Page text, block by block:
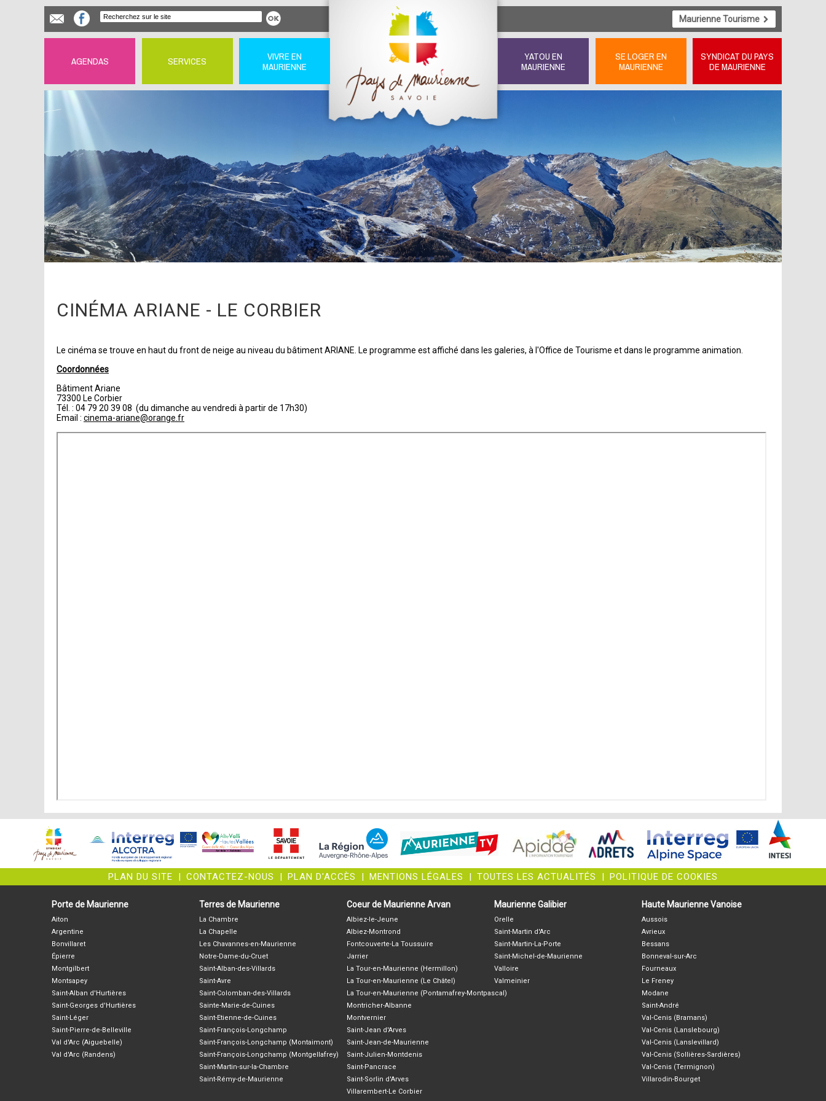
Maurienne Tourisme
AGENDAS SERVICES
VIVRE EN
MAURIENNE
YATOU EN
MAURIENNE
SE LOGER EN
MAURIENNE
SYNDICAT DU PAYS
DE MAURIENNE
CINÉMA ARIANE - LE CORBIER
Le cinéma se trouve en haut du front de neige au niveau du bâtiment ARIANE. Le programme est affiché dans les galeries, à l'Office de Tourisme et dans le programme animation.
Coordonnées
Bâtiment Ariane
73300 Le Corbier
Tél. : 04 79 20 39 08 (du dimanche au vendredi à partir de 17h30)
Email : cinema-ariane@orange.fr
PLAN DU SITE | CONTACTEZ-NOUS | PLAN D'ACCÈS | MENTIONS LÉGALES | TOUTES LES ACTUALITÉS | POLITIQUE DE COOKIES
Porte de Maurienne
Aiton
Argentine
Bonvillaret
Épierre
Montgilbert
Montsapey
Saint-Alban d'Hurtières
Saint-Georges d'Hurtières
Saint-Léger
Saint-Pierre-de-Belleville
Val d'Arc (Aiguebelle)
Val d'Arc (Randens)
Terres de Maurienne
La Chambre
La Chapelle
Les Chavannes-en-Maurienne
Notre-Dame-du-Cruet
Saint-Alban-des-Villards
Saint-Avre
Saint-Colomban-des-Villards
Sainte-Marie-de-Cuines
Saint-Etienne-de-Cuines
Saint-François-Longchamp
Saint-François-Longchamp (Montaimont)
Saint-François-Longchamp (Montgellafrey)
Saint-Martin-sur-la-Chambre
Saint-Rémy-de-Maurienne
Coeur de Maurienne Arvan
Albiez-le-Jeune
Albiez-Montrond
Fontcouverte-La Toussuire
Jarrier
La Tour-en-Maurienne (Hermillon)
La Tour-en-Maurienne (Le Châtel)
La Tour-en-Maurienne (Pontamafrey-Montpascal)
Montricher-Albanne
Montvernier
Saint-Jean d'Arves
Saint-Jean-de-Maurienne
Saint-Julien-Montdenis
Saint-Pancrace
Saint-Sorlin d'Arves
Villarembert-Le Corbier
Maurienne Galibier
Orelle
Saint-Martin d'Arc
Saint-Martin-La-Porte
Saint-Michel-de-Maurienne
Valloire
Valmeinier
Haute Maurienne Vanoise
Aussois
Avrieux
Bessans
Bonneval-sur-Arc
Fourneaux
Le Freney
Modane
Saint-André
Val-Cenis (Bramans)
Val-Cenis (Lanslebourg)
Val-Cenis (Lanslevillard)
Val-Cenis (Sollières-Sardières)
Val-Cenis (Termignon)
Villarodin-Bourget